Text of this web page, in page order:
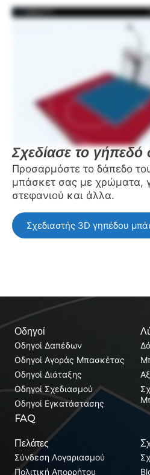
Σχεδίασε το
Προσαρμόστε το δάπεδο
μπάσκετ σας με χρώματα,
στεφανιού και άλλα.
Σχεδιαστής 3D γηπέδου
Οδηγοί
Οδηγοί Δαπέδων
Οδηγοί Αγοράς Μπασκέτας
Οδηγοί Διάταξης
Οδηγοί Σχεδιασμού
Οδηγοί Εγκατάστασης
FAQ
Πελάτες
Σύνδεση Λογαριασμού
Πολιτική Απορρήτου